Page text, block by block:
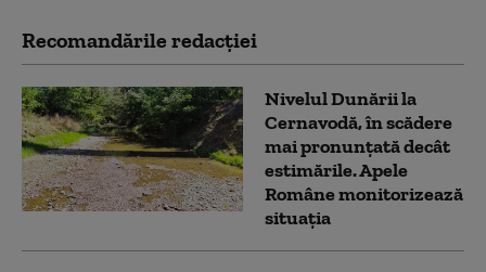
Recomandările redacţiei
Nivelul Dunării la
Cernavodă, în scădere
mai pronunțată decât
estimările. Apele
Române monitorizează
situația